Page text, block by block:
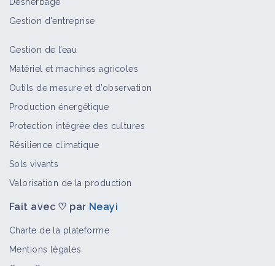
Gestion d'entreprise
Gestion de l’eau
Matériel et machines agricoles
Outils de mesure et d’observation
Production énergétique
Protection intégrée des cultures
Résilience climatique
Sols vivants
Valorisation de la production
Fait avec ♡ par Neayi
Charte de la plateforme
Mentions légales